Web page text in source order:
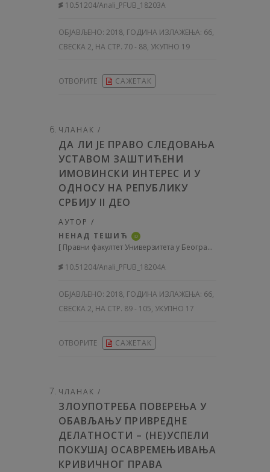
10.51204/Anali_PFUB_18203A
ОБЈАВЉЕНО: 2018, ГОДИНА ИЗЛАЖЕЊА: 66,
СВЕСКА 2, НА СТР. 70 - 88, УКУПНО 19
ОТВОРИТЕ САЖЕТАК
ЧЛАНАК /
ДА ЛИ ЈЕ ПРАВО СЛЕДОВАЊА
УСТАВОМ ЗАШТИЋЕНИ
ИМОВИНСКИ ИНТЕРЕС И У
ОДНОСУ НА РЕПУБЛИКУ
СРБИЈУ II ДЕО
АУТОР /
НЕНАД ТЕШИЋ
iD
[ Правни факултет Универзитета у Београду
10.51204/Anali_PFUB_18204A
ОБЈАВЉЕНО: 2018, ГОДИНА ИЗЛАЖЕЊА: 66,
СВЕСКА 2, НА СТР. 89 - 105, УКУПНО 17
ОТВОРИТЕ САЖЕТАК
ЧЛАНАК /
ЗЛОУПОТРЕБА ПОВЕРЕЊА У
ОБАВЉАЊУ ПРИВРЕДНЕ
ДЕЛАТНОСТИ – (НЕ)УСПЕЛИ
ПОКУШАЈ ОСАВРЕМЕЊИВАЊА
КРИВИЧНОГ ПРАВА